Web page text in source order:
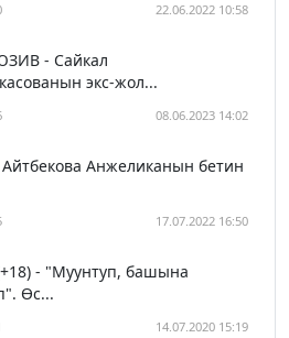
22.06.2022 10:58
- Сайкал
экс-жол...
08.06.2023 14:02
Анжеликанын бетин
17.07.2022 16:50
- "Муунтуп, башына
Өс...
14.07.2020 15:19